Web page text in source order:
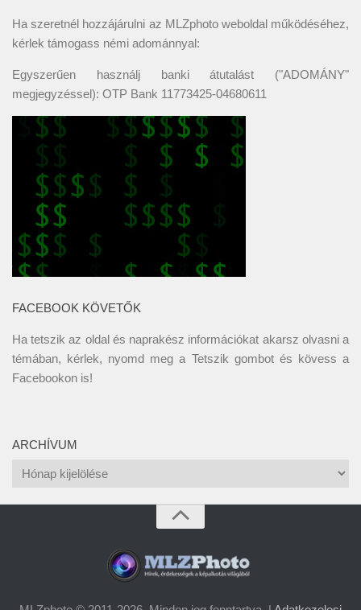
Ha szeretnél hozzájárulni az MLZphoto weboldal működéséhez,
kérlek támogass némi adománnyal:
Egyszerűen használj banki átutalást ("ADOMÁNY"
megjegyzéssel): OTP Bank 11773425-04680611
FACEBOOK KÖVETŐK
Ha tetszik az oldal és naprakész információkat akarsz olvasni a
témában, kérlek, nyomd meg a Tetszik gombot és kövess a
Facebookon is!
ARCHÍVUM
Archívum